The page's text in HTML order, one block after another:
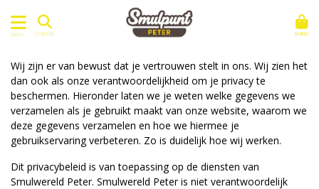
MENU ZOEKEN MAND
Wij zijn er van bewust dat je vertrouwen stelt in ons. Wij zien het
dan ook als onze verantwoordelijkheid om je privacy te
beschermen. Hieronder laten we je weten welke gegevens we
verzamelen als je gebruikt maakt van onze website, waarom we
deze gegevens verzamelen en hoe we hiermee je
gebruikservaring verbeteren. Zo is duidelijk hoe wij werken.
Dit privacybeleid is van toepassing op de diensten van
Smulwereld Peter. Smulwereld Peter is niet verantwoordelijk